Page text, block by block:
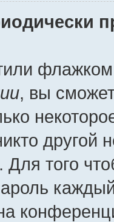
, вы
другой
Для того